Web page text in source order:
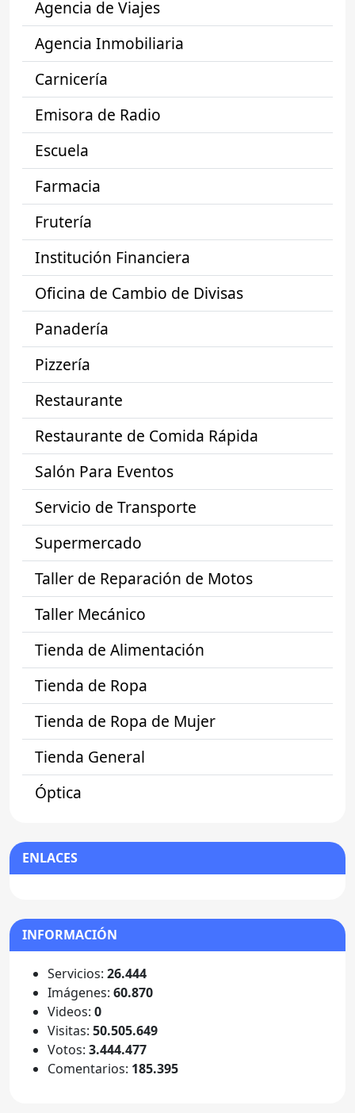
Agencia de Viajes
Agencia Inmobiliaria
Carnicería
Emisora de Radio
Escuela
Farmacia
Frutería
Institución Financiera
Oficina de Cambio de Divisas
Panadería
Pizzería
Restaurante
Restaurante de Comida Rápida
Salón Para Eventos
Servicio de Transporte
Supermercado
Taller de Reparación de Motos
Taller Mecánico
Tienda de Alimentación
Tienda de Ropa
Tienda de Ropa de Mujer
Tienda General
Óptica
ENLACES
INFORMACIÓN
Servicios: 26.444
Imágenes: 60.870
Videos: 0
Visitas: 50.505.649
Votos: 3.444.477
Comentarios: 185.395